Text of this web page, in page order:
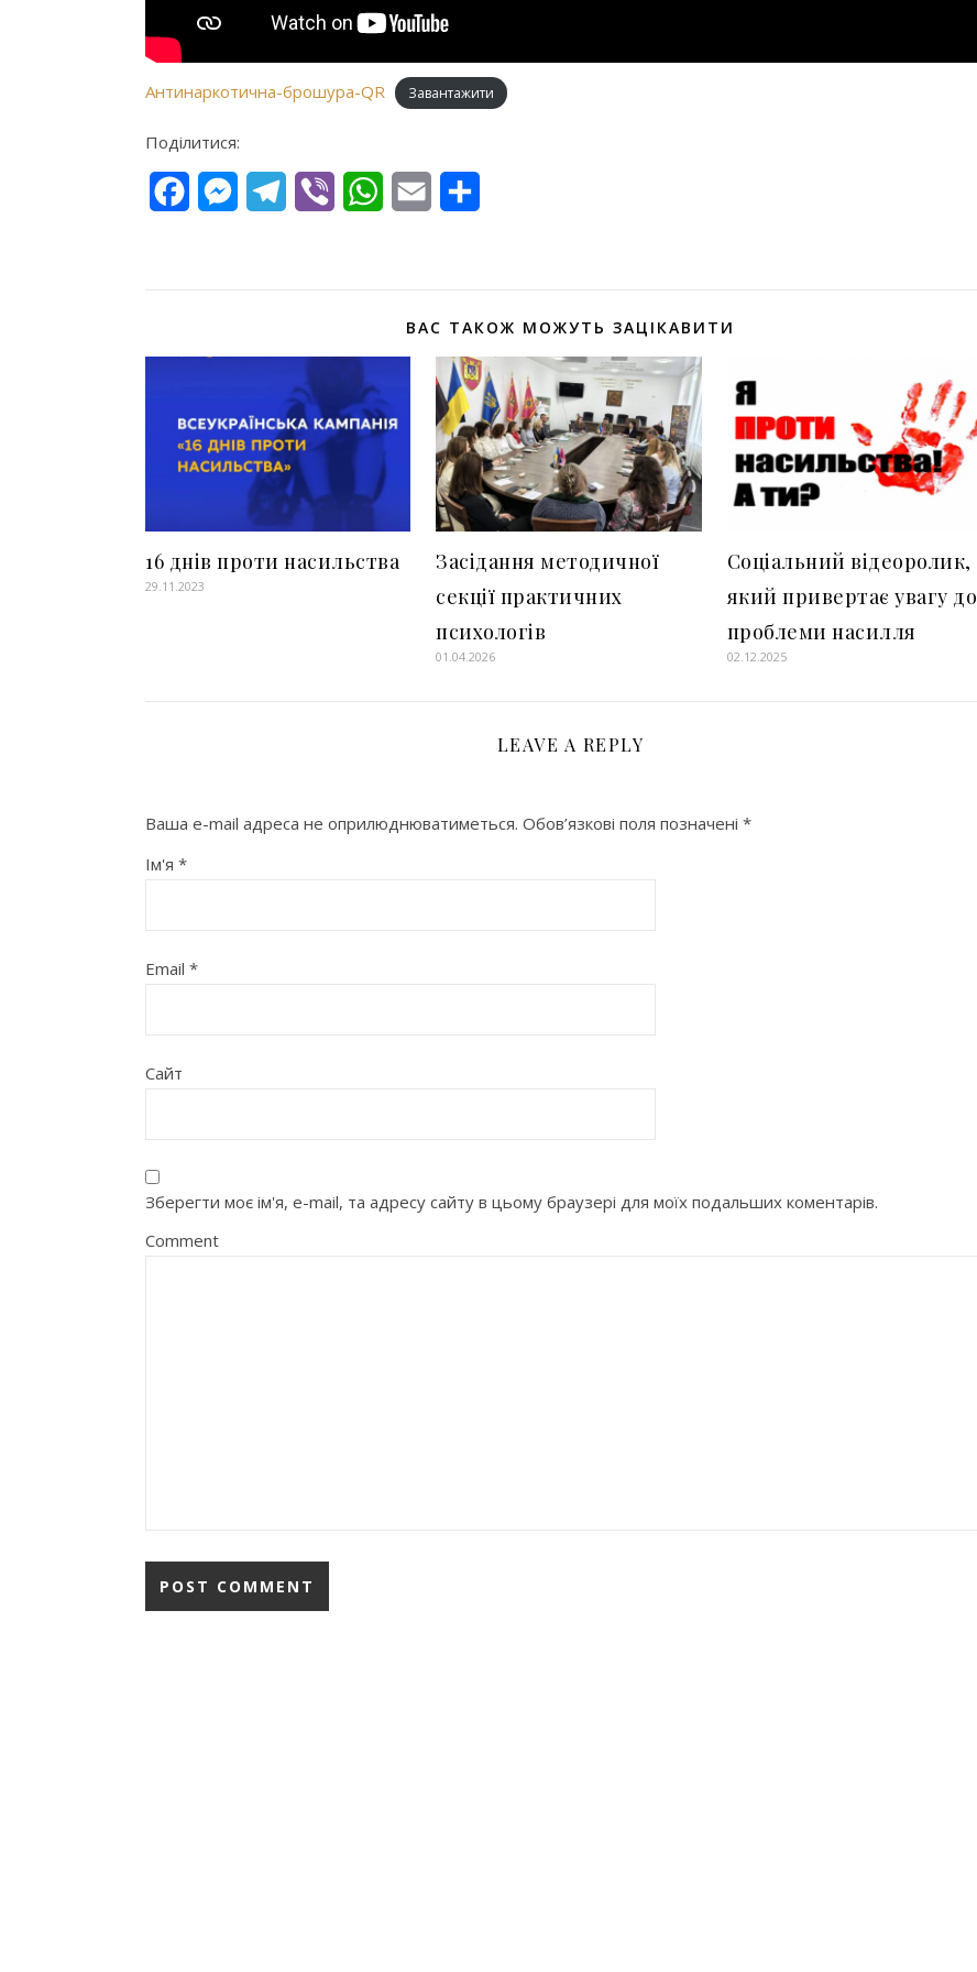
Антинаркотична-брошура-QR Завантажити
Поділитися:
FacebookMessengerTelegram
Viber WhatsApp
Email
ВАС ТАКОЖ МОЖУТЬ ЗАЦІКАВИТИ
16 днів проти насильства
29.11.2023
Засідання методичної
секції практичних
психологів
01.04.2026
Соціальний відеоролик,
який привертає увагу до
проблеми насилля
02.12.2025
LEAVE A REPLY
Ваша e-mail адреса не оприлюднюватиметься. Обов’язкові поля позначені *
Ім'я *
Email *
Сайт
Зберегти моє ім'я, e-mail, та адресу сайту в цьому браузері для моїх подальших коментарів.
Comment